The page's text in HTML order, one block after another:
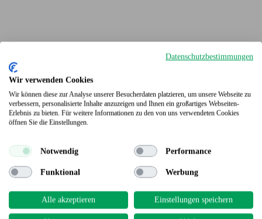
Terrassendielen
Datenschutzbestimmungen
Wir verwenden Cookies
Wir können diese zur Analyse unserer Besucherdaten platzieren, um unsere Webseite zu
verbessern, personalisierte Inhalte anzuzeigen und Ihnen ein großartiges Webseiten-
Erlebnis zu bieten. Für weitere Informationen zu den von uns verwendeten Cookies
öffnen Sie die Einstellungen.
Notwendig Performance
Funktional Werbung
Alle akzeptieren Einstellungen speichern